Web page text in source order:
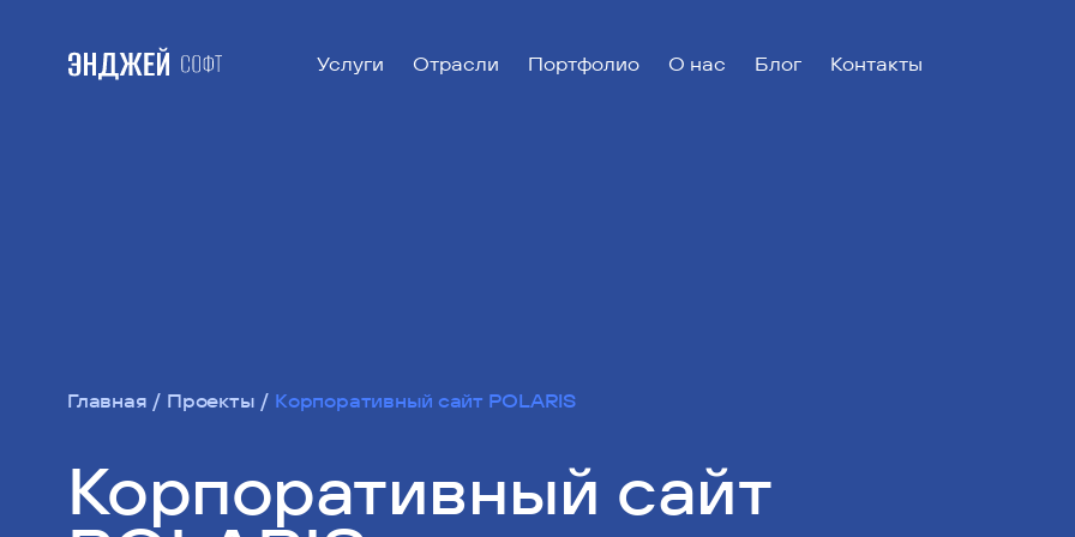
Услуги Отрасли Портфолио О нас Блог Контакты
Главная Проекты Корпоративный сайт POLARIS
Корпоративный сайт